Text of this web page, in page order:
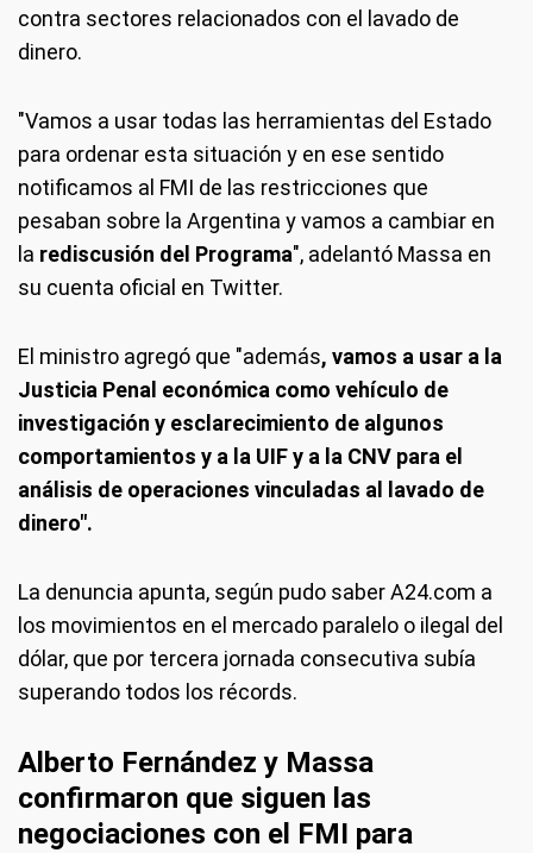
contra sectores relacionados con el lavado de
dinero.
"Vamos a usar todas las herramientas del Estado
para ordenar esta situación y en ese sentido
notificamos al FMI de las restricciones que
pesaban sobre la Argentina y vamos a cambiar en
la rediscusión del Programa", adelantó Massa en
su cuenta oficial en Twitter.
El ministro agregó que "además, vamos a usar a la
Justicia Penal económica como vehículo de
investigación y esclarecimiento de algunos
comportamientos y a la UIF y a la CNV para el
análisis de operaciones vinculadas al lavado de
dinero".
La denuncia apunta, según pudo saber A24.com a
los movimientos en el mercado paralelo o ilegal del
dólar, que por tercera jornada consecutiva subía
superando todos los récords.
Alberto Fernández y Massa
confirmaron que siguen las
negociaciones con el FMI para